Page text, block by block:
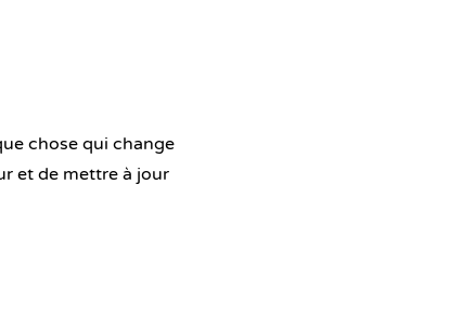
chose qui change
et de mettre à jour